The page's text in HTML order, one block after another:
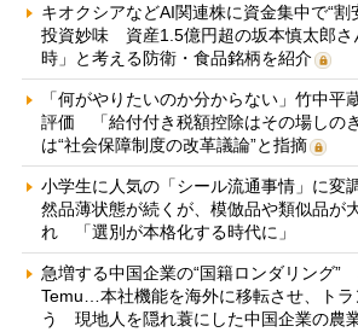
キオクシアなどAI関連株に資金集中で“割
投資妙味 資産1.5億円超の坂本慎太郎さ
時」と考える防衛・食品銘柄を紹介
「何がやりたいのか分からない」竹中平
評価 「給付付き税額控除はその場しの
は“社会保障制度の改革議論”と指摘
小学生に人気の「シール流通事情」に
然品薄状態が続くが、模倣品や類似品が
れ 「選別が本格化する時代に」
急増する中国企業の“国籍ロンダリング”
Temu…本社機能を海外に移転させ、トラ
う 現地人を隠れ蓑にした中国企業の農